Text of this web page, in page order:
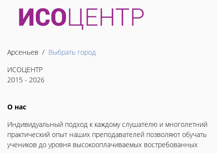
Арсеньев / Выбрать город
ИСОЦЕНТР
2015 - 2026
О нас
Индивидуальный подход к каждому слушателю и многолетний
практический опыт наших преподавателей позволяют обучать
учеников до уровня высокооплачиваемых востребованных